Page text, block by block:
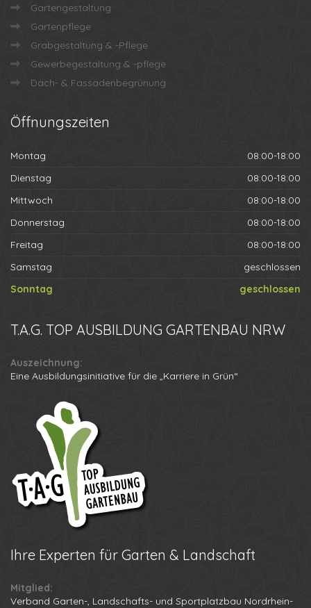
Gartengestaltung
Gartenpflege
Grabgestaltung & -Pflege
Gewerbegestaltung & -pflege
Dach- & Fassadenbegrünung
Öffnungszeiten
Montag
08:00-18:00
Dienstag
08:00-18:00
Mittwoch
08:00-18:00
Donnerstag
08:00-18:00
Freitag
08:00-18:00
Samstag
geschlossen
Sonntag
geschlossen
T.A.G. TOP AUSBILDUNG GARTENBAU NRW
Auszeichnung:
Eine Ausbildungsinitiative für die „Karriere in Grün“
Ihre Experten für Garten & Landschaft
Mitglied:
Verband Garten-, Landschafts- und Sportplatzbau Nordrhein-